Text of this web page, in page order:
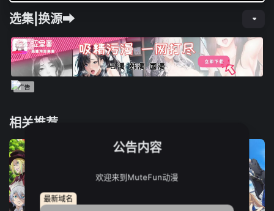
选集|换源➡
相关推荐
公告内容
欢迎来到MuteFun动漫
最新域名